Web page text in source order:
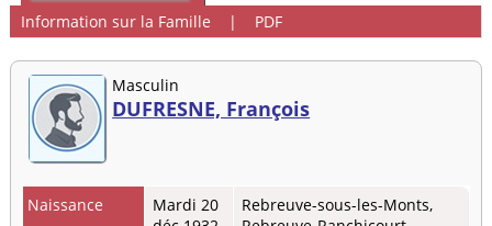
Information sur la Famille | PDF
Masculin
DUFRESNE, François
Naissance
Mardi 20
Rebreuve-sous-les-Monts,